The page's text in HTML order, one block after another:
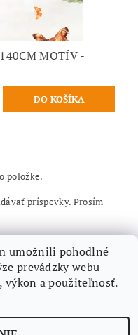
MOTÍV -
položke.
príspevky. Prosím
umožnili pohodlné
prevádzky webu
výkon a použiteľnosť.